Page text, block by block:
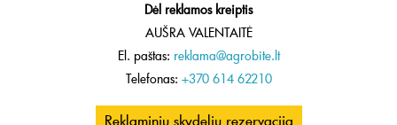
Dėl reklamos kreiptis
AUŠRA VALENTAITĖ
El. paštas: reklama@agrobite.lt
Telefonas: +370 614 62210
Reklaminių skydelių rezervacija